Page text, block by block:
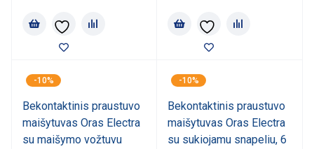
-10%
Bekontaktinis praustuvo
maišytuvas Oras Electra
su maišymo vožtuvu
-10%
Bekontaktinis praustuvo
maišytuvas Oras Electra
su sukiojamu snapeliu, 6